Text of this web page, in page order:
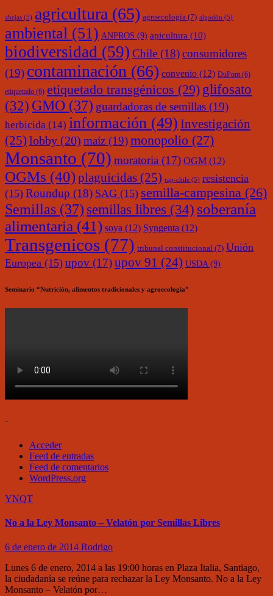
abejas (5) agricultura (65) agroecología (7) algodón (5)
ambiental (51) ANPROS (9) apicultura (10)
biodiversidad (59) Chile (18)consumidores
(19) contaminación (66) convenio (12) DuPont (6)
etiquetado (6) etiquetado transgénicos (29) glifosato
(32) GMO (37) guardadoras de semillas (19)
herbicida (14) información (49) Investigación
(25) lobby (20) maíz (19)monopolio (27)
Monsanto (70) moratoria (17) OGM (12)
OGMs (40)plaguicidas (25) rap-chile (5) resistencia
(15) Roundup (18) SAG (15) semilla-campesina (26)
Semillas (37) semillas libres (34) soberanía
alimentaria (41) soya (12) Syngenta (12)
Transgenicos (77) tribunal constitucional (7) Unión
Europea (15) upov (17)upov 91 (24) USDA (9)
Seminario “Nutrición, alimentos tradicionales y agroecología”
–
Acceder
Feed de entradas
Feed de comentarios
WordPress.org
YNQT
No a la Ley Monsanto – Velatón por Semillas Libres
6 de enero de 2014 Rodrigo
Lunes 6 de enero, 2014 a las 19:00 horas en Plaza Italia, Santiago,
la ciudadanía se reúne para rechazar la Ley Monsanto. No a la Ley
Monsanto – Velatón por…